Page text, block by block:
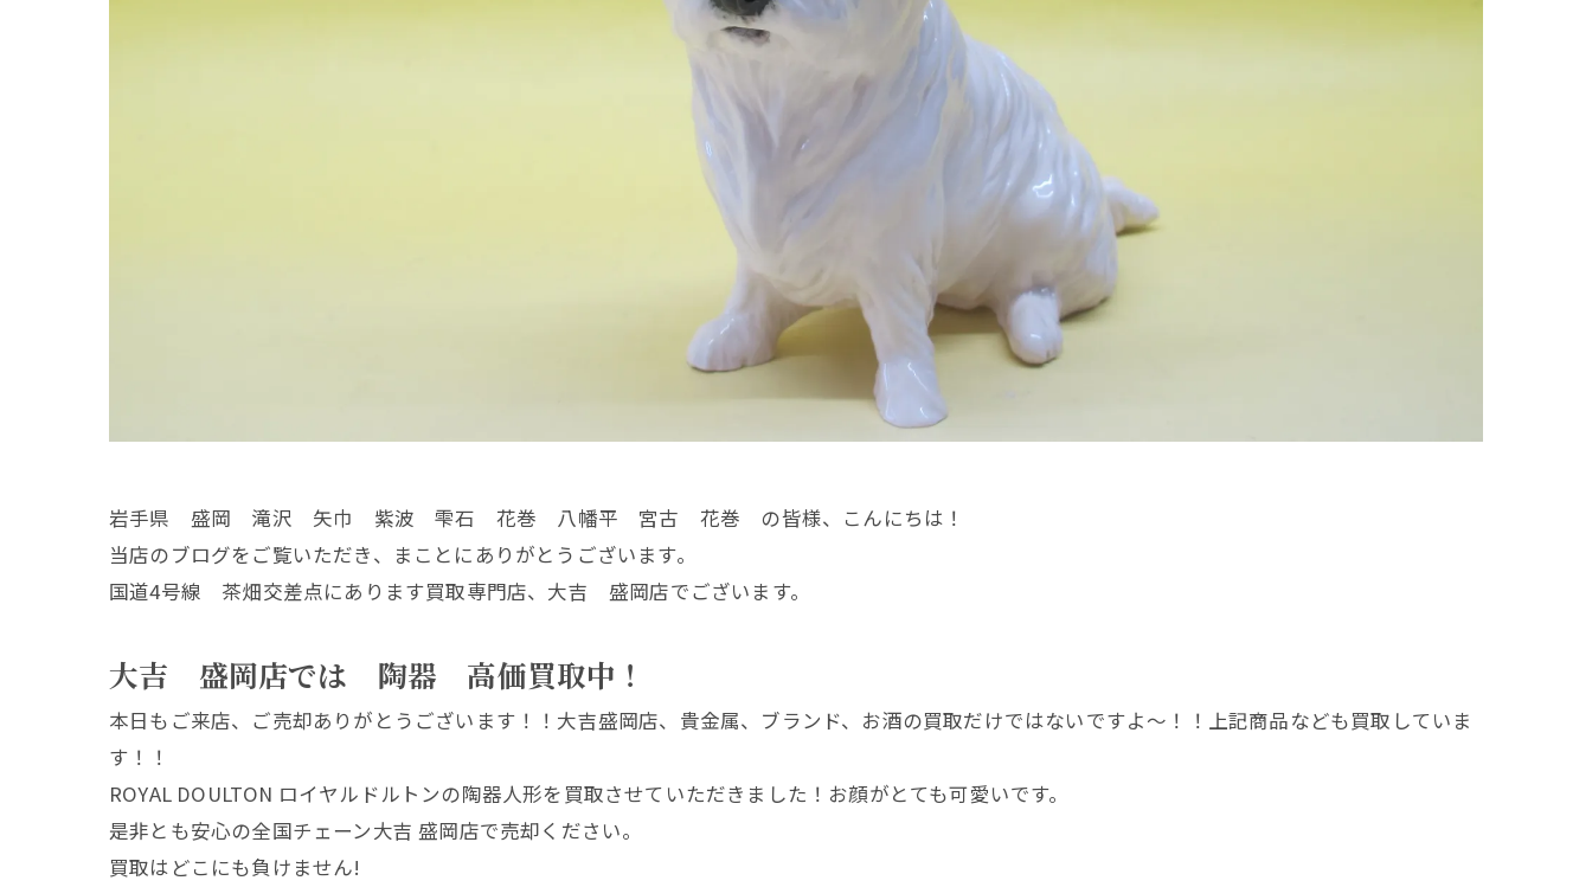
岩手県 盛岡 滝沢 矢巾 紫波 雫石 花巻 八幡平 宮古 花巻 の皆様、こんにちは！
当店のブログをご覧いただき、まことにありがとうございます。
国道4号線 茶畑交差点にあります買取専門店、大吉 盛岡店でございます。
大吉 盛岡店では 陶器 高価買取中！
本日もご来店、ご売却ありがとうございます！！大吉盛岡店、貴金属、ブランド、お酒の買取だけではないですよ～！！上記商品なども買取していま
す！！
ROYAL DOULTON ロイヤルドルトンの陶器人形を買取させていただきました！お顔がとても可愛いです。
是非とも安心の全国チェーン大吉 盛岡店で売却ください。
買取はどこにも負けません!